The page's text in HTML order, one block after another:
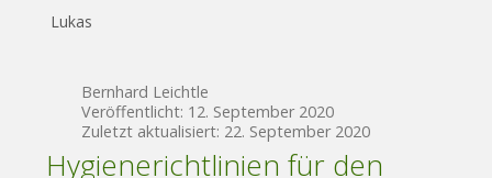
Lukas
Bernhard Leichtle
Veröffentlicht: 12. September 2020
Zuletzt aktualisiert: 22. September 2020
Hygienerichtlinien für den